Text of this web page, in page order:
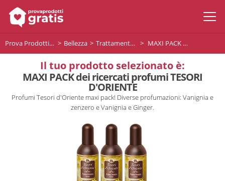
Prova Prodotti Gratis Bellezza Trattamento corpo MAXI PACK dei ricercati profumi TESORI D'ORIENTE
Il tuo prodotto selezionato è:
MAXI PACK dei ricercati profumi TESORI
D'ORIENTE
Profumi Tesori d'Oriente maxi pack! Diverse profumazioni: Vanignia e
zenzero e Vanignia e Ginger.